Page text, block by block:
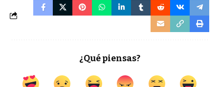
¿Qué piensas?